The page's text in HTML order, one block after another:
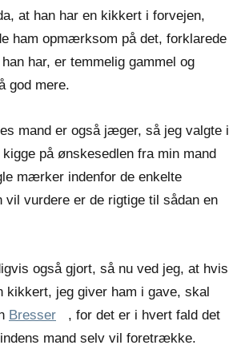
at han har en kikkert i forvejen,
ham opmærksom på det, forklarede
har, er temmelig gammel og
god mere.
mand er også jæger, så jeg valgte i
på ønskesedlen fra min mand
mærker indenfor de enkelte
vil vurdere er de rigtige til sådan en
også gjort, så nu ved jeg, at hvis
jeg giver ham i gave, skal
Bresser
, for det er i hvert fald det
mand selv vil foretrække.